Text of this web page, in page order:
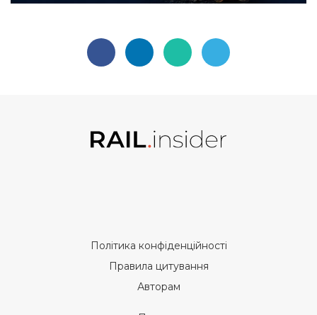
Політика конфіденційності
Правила цитування
Авторам